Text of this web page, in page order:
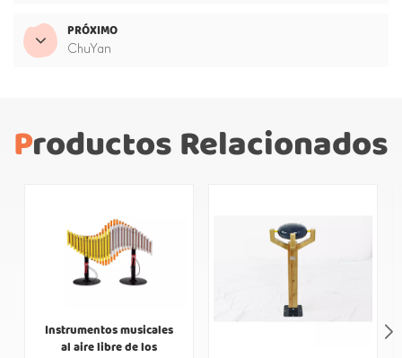
PRÓXIMO
ChuYan
Productos Relacionados
Instrumentos musicales
al aire libre de los